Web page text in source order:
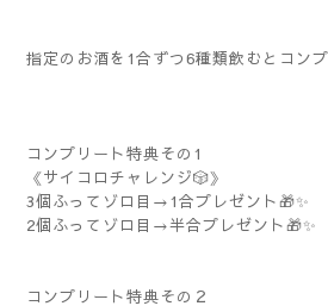
指定のお酒を1合ずつ6種類飲むとコン
コンプリート特典その1
《サイコロチャレンジ🎲》
3個ふってゾロ目→1合プレゼント🎁✨
2個ふってゾロ目→半合プレゼント🎁✨
コンプリート特典その２